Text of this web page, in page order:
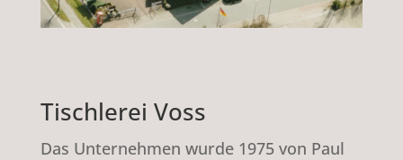
Tischlerei Voss
Das Unternehmen wurde 1975 von Paul